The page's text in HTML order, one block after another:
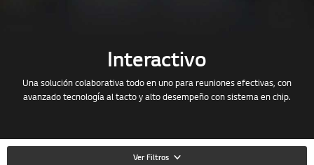
Interactivo
Una solución colaborativa todo en uno para reuniones efectivas, con
avanzado tecnología al tacto y alto desempeño con sistema en chip.
Ver Filtros